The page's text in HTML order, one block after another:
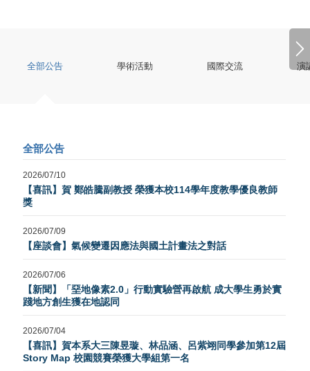
全部公告 學術活動 國際交流 演
全部公告
2026/07/10
【喜訊】賀 鄭皓騰副教授 榮獲本校114學年度教學優良教師
獎
2026/07/09
【座談會】氣候變遷因應法與國土計畫法之對話
2026/07/06
【新聞】「堊地像素2.0」行動實驗營再啟航 成大學生勇於實
踐地方創生獲在地認同
2026/07/04
【喜訊】賀本系大三陳昱璇、林品涵、呂紫翊同學參加第12屆
Story Map 校園競賽榮獲大學組第一名